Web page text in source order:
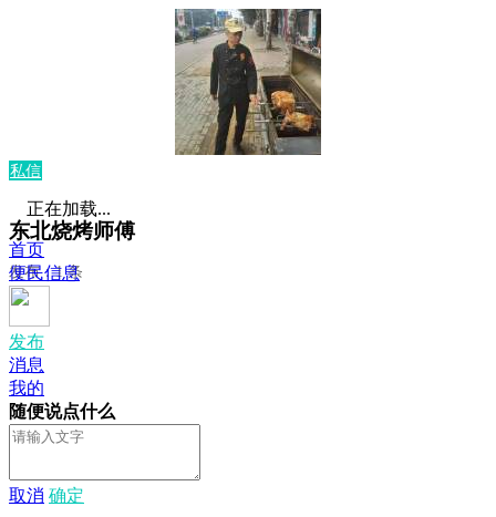
私信
东北烧烤师傅
发布：1 条
正在加载...
首页
便民信息
发布
消息
我的
随便说点什么
取消 确定